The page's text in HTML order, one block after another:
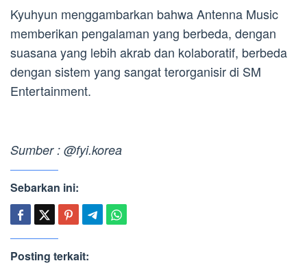
Kyuhyun menggambarkan bahwa Antenna Music
memberikan pengalaman yang berbeda, dengan
suasana yang lebih akrab dan kolaboratif, berbeda
dengan sistem yang sangat terorganisir di SM
Entertainment.
Sumber : @fyi.korea
Sebarkan ini:
Posting terkait: